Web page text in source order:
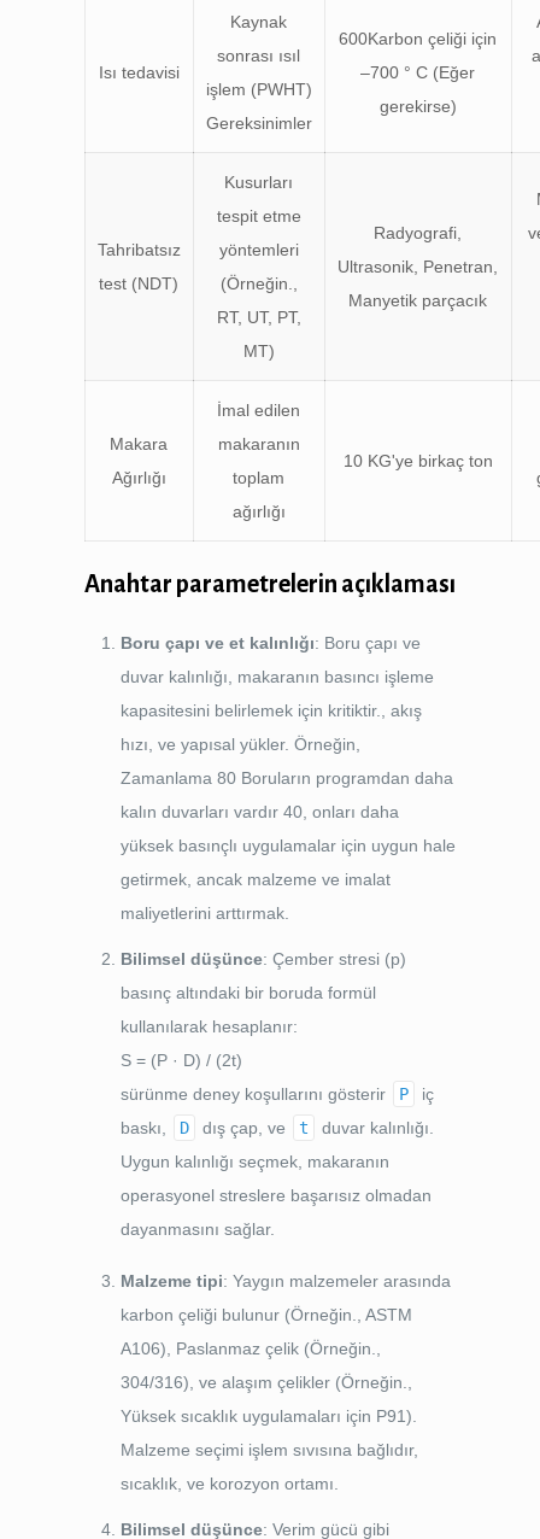
Isı tedavisi
Kaynak
sonrası ısıl
işlem (PWHT)
Gereksinimler
600Karbon çeliği için
–700 ° C (Eğer
gerekirse)
Tahribatsız
test (NDT)
Kusurları
tespit etme
yöntemleri
(Örneğin.,
RT, UT, PT,
MT)
Radyografi,
Ultrasonik, Penetran,
Manyetik parçacık
Makara
Ağırlığı
İmal edilen
makaranın
toplam
ağırlığı
10 KG'ye birkaç ton
Anahtar parametrelerin açıklaması
Boru çapı ve et kalınlığı: Boru çapı ve
duvar kalınlığı, makaranın basıncı işleme
kapasitesini belirlemek için kritiktir., akış
hızı, ve yapısal yükler. Örneğin,
Zamanlama 80 Boruların programdan daha
kalın duvarları vardır 40, onları daha
yüksek basınçlı uygulamalar için uygun hale
getirmek, ancak malzeme ve imalat
maliyetlerini arttırmak.
Bilimsel düşünce: Çember stresi (p)
basınç altındaki bir boruda formül
kullanılarak hesaplanır:
S = (P · D) / (2t)
sürünme deney koşullarını gösterir
P
iç
baskı,
D dış çap, ve t
duvar kalınlığı.
Uygun kalınlığı seçmek, makaranın
operasyonel streslere başarısız olmadan
dayanmasını sağlar.
Malzeme tipi: Yaygın malzemeler arasında
karbon çeliği bulunur (Örneğin., ASTM
A106), Paslanmaz çelik (Örneğin.,
304/316), ve alaşım çelikler (Örneğin.,
Yüksek sıcaklık uygulamaları için P91).
Malzeme seçimi işlem sıvısına bağlıdır,
sıcaklık, ve korozyon ortamı.
Bilimsel düşünce: Verim gücü gibi